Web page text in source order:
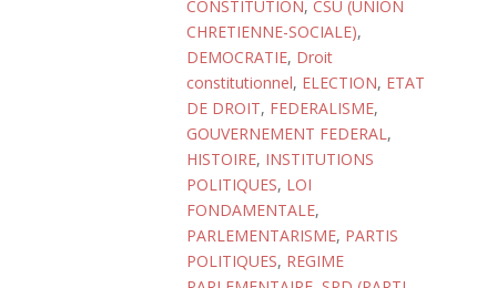
CONSTITUTION, CSU (UNION
CHRETIENNE-SOCIALE),
DEMOCRATIE, Droit
constitutionnel, ELECTION, ETAT
DE DROIT, FEDERALISME,
GOUVERNEMENT FEDERAL,
HISTOIRE, INSTITUTIONS
POLITIQUES, LOI
FONDAMENTALE,
PARLEMENTARISME, PARTIS
POLITIQUES, REGIME